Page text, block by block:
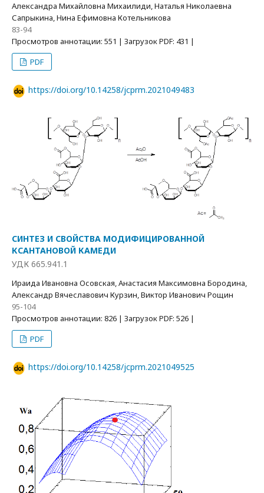
Александра Михайловна Михаилиди, Наталья Николаевна
Сапрыкина, Нина Ефимовна Котельникова
83-94
Просмотров аннотации: 551 | Загрузок PDF: 431 |
PDF
https://doi.org/10.14258/jcprm.2021049483
СИНТЕЗ И СВОЙСТВА МОДИФИЦИРОВАННОЙ
КСАНТАНОВОЙ КАМЕДИ
УДК 665.941.1
Ираида Ивановна Осовская, Анастасия Максимовна Бородина,
Александр Вячеславович Курзин, Виктор Иванович Рощин
95-104
Просмотров аннотации: 826 | Загрузок PDF: 526 |
PDF
https://doi.org/10.14258/jcprm.2021049525